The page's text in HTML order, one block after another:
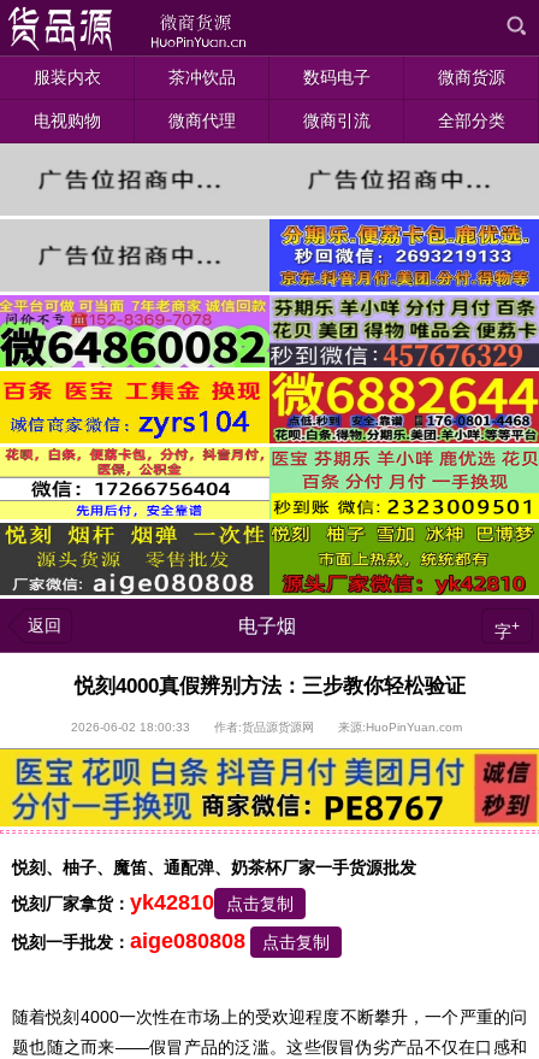
服装内衣 茶冲饮品 数码电子 微商货源
电视购物 微商代理 微商引流 全部分类
返回 电子烟 字+
悦刻4000真假辨别方法：三步教你轻松验证
2026-06-02 18:00:33 作者:货品源货源网 来源:HuoPinYuan.com
悦刻、柚子、魔笛、通配弹、奶茶杯厂家一手货源批发
悦刻厂家拿货： yk42810
点击复制
悦刻一手批发： aige080808 点击复制
随着悦刻4000一次性在市场上的受欢迎程度不断攀升，一个严重的问
题也随之而来——假冒产品的泛滥。这些假冒伪劣产品不仅在口感和